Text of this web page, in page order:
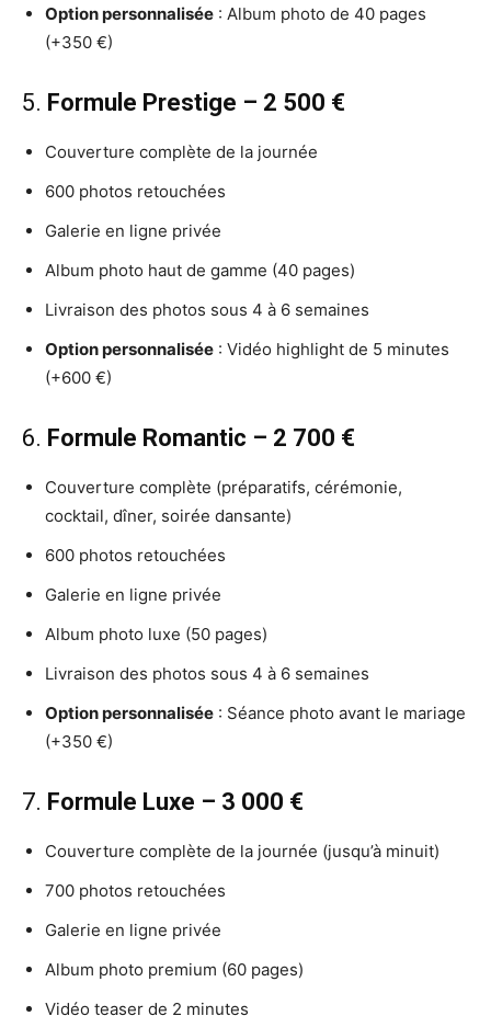
Option personnalisée : Album photo de 40 pages
(+350 €)
5. Formule Prestige – 2 500 €
Couverture complète de la journée
600 photos retouchées
Galerie en ligne privée
Album photo haut de gamme (40 pages)
Livraison des photos sous 4 à 6 semaines
Option personnalisée : Vidéo highlight de 5 minutes
(+600 €)
6. Formule Romantic – 2 700 €
Couverture complète (préparatifs, cérémonie,
cocktail, dîner, soirée dansante)
600 photos retouchées
Galerie en ligne privée
Album photo luxe (50 pages)
Livraison des photos sous 4 à 6 semaines
Option personnalisée : Séance photo avant le mariage
(+350 €)
7. Formule Luxe – 3 000 €
Couverture complète de la journée (jusqu’à minuit)
700 photos retouchées
Galerie en ligne privée
Album photo premium (60 pages)
Vidéo teaser de 2 minutes